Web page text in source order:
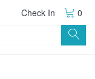
Check In 0